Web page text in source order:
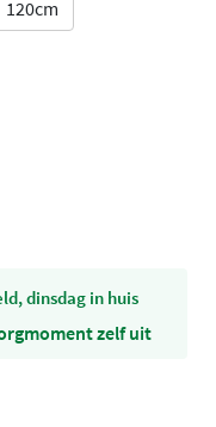
120cm
dinsdag in huis
zelf uit